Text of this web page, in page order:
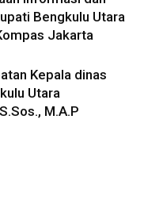
Bengkulu Utara
Jakarta
Kepala dinas
Utara
M.A.P